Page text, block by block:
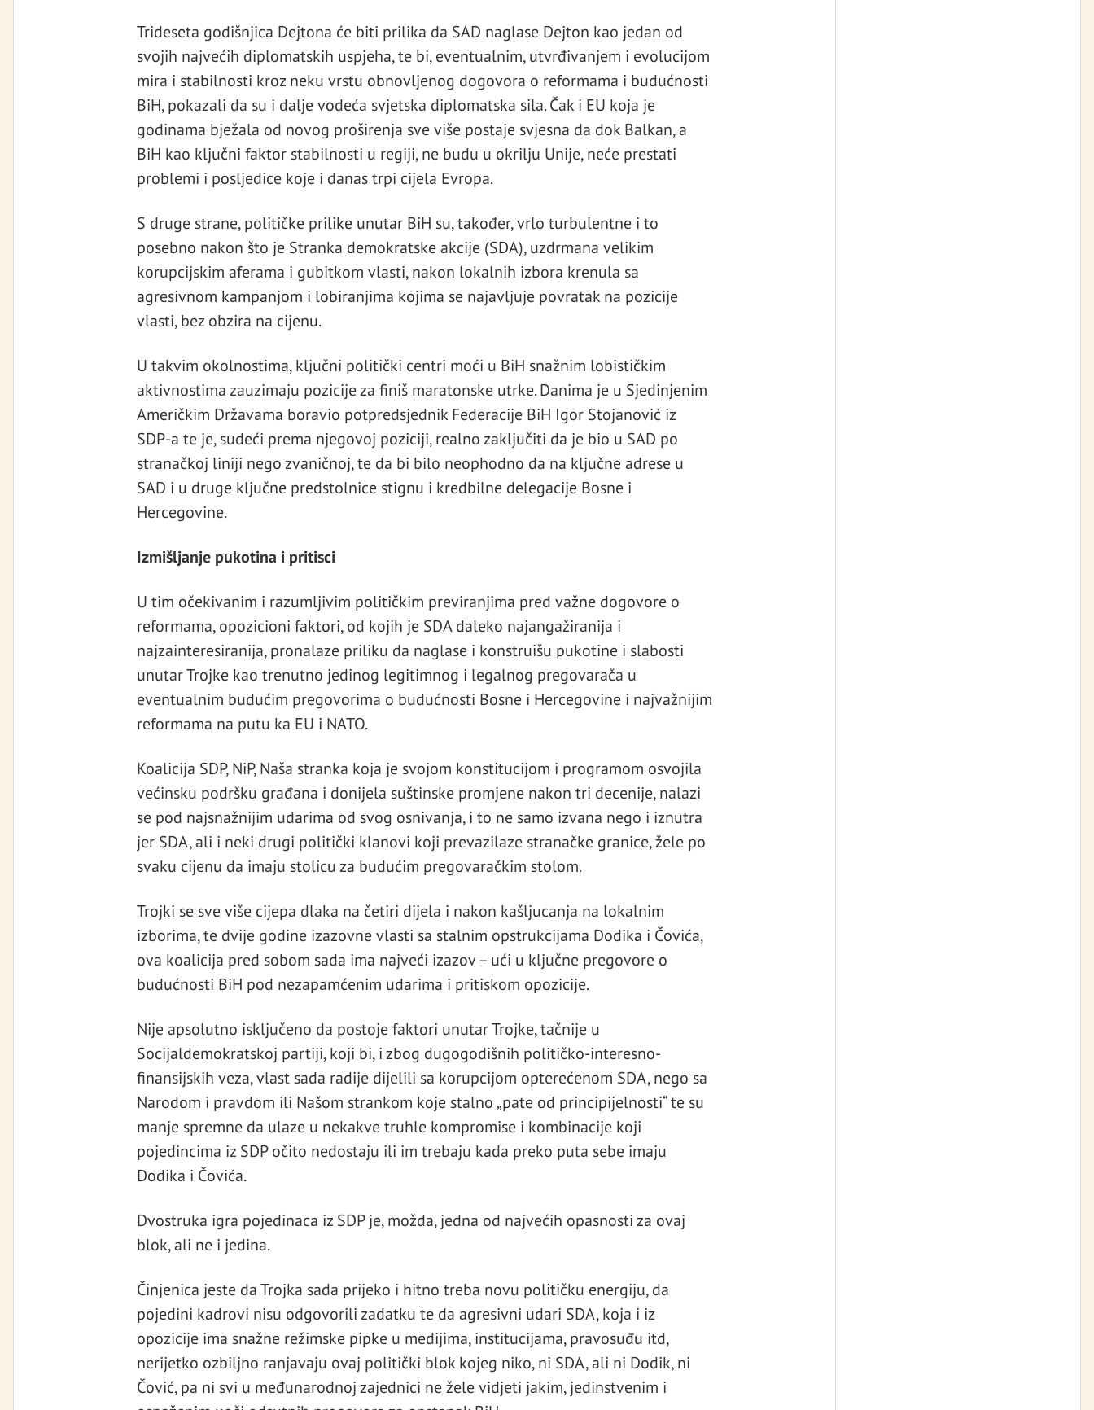
Trideseta godišnjica Dejtona će biti prilika da SAD naglase Dejton kao jedan od
svojih najvećih diplomatskih uspjeha, te bi, eventualnim, utvrđivanjem i evolucijom
mira i stabilnosti kroz neku vrstu obnovljenog dogovora o reformama i budućnosti
BiH, pokazali da su i dalje vodeća svjetska diplomatska sila. Čak i EU koja je
godinama bježala od novog proširenja sve više postaje svjesna da dok Balkan, a
BiH kao ključni faktor stabilnosti u regiji, ne budu u okrilju Unije, neće prestati
problemi i posljedice koje i danas trpi cijela Evropa.
S druge strane, političke prilike unutar BiH su, također, vrlo turbulentne i to
posebno nakon što je Stranka demokratske akcije (SDA), uzdrmana velikim
korupcijskim aferama i gubitkom vlasti, nakon lokalnih izbora krenula sa
agresivnom kampanjom i lobiranjima kojima se najavljuje povratak na pozicije
vlasti, bez obzira na cijenu.
U takvim okolnostima, ključni politički centri moći u BiH snažnim lobističkim
aktivnostima zauzimaju pozicije za finiš maratonske utrke. Danima je u Sjedinjenim
Američkim Državama boravio potpredsjednik Federacije BiH Igor Stojanović iz
SDP-a te je, sudeći prema njegovoj poziciji, realno zaključiti da je bio u SAD po
stranačkoj liniji nego zvaničnoj, te da bi bilo neophodno da na ključne adrese u
SAD i u druge ključne predstolnice stignu i kredbilne delegacije Bosne i
Hercegovine.
Izmišljanje pukotina i pritisci
U tim očekivanim i razumljivim političkim previranjima pred važne dogovore o
reformama, opozicioni faktori, od kojih je SDA daleko najangažiranija i
najzainteresiranija, pronalaze priliku da naglase i konstruišu pukotine i slabosti
unutar Trojke kao trenutno jedinog legitimnog i legalnog pregovarača u
eventualnim budućim pregovorima o budućnosti Bosne i Hercegovine i najvažnijim
reformama na putu ka EU i NATO.
Koalicija SDP, NiP, Naša stranka koja je svojom konstitucijom i programom osvojila
većinsku podršku građana i donijela suštinske promjene nakon tri decenije, nalazi
se pod najsnažnijim udarima od svog osnivanja, i to ne samo izvana nego i iznutra
jer SDA, ali i neki drugi politički klanovi koji prevazilaze stranačke granice, žele po
svaku cijenu da imaju stolicu za budućim pregovaračkim stolom.
Trojki se sve više cijepa dlaka na četiri dijela i nakon kašljucanja na lokalnim
izborima, te dvije godine izazovne vlasti sa stalnim opstrukcijama Dodika i Čovića,
ova koalicija pred sobom sada ima najveći izazov – ući u ključne pregovore o
budućnosti BiH pod nezapamćenim udarima i pritiskom opozicije.
Nije apsolutno isključeno da postoje faktori unutar Trojke, tačnije u
Socijaldemokratskoj partiji, koji bi, i zbog dugogodišnih političko-interesno-
finansijskih veza, vlast sada radije dijelili sa korupcijom opterećenom SDA, nego sa
Narodom i pravdom ili Našom strankom koje stalno „pate od principijelnosti“ te su
manje spremne da ulaze u nekakve truhle kompromise i kombinacije koji
pojedincima iz SDP očito nedostaju ili im trebaju kada preko puta sebe imaju
Dodika i Čovića.
Dvostruka igra pojedinaca iz SDP je, možda, jedna od najvećih opasnosti za ovaj
blok, ali ne i jedina.
Činjenica jeste da Trojka sada prijeko i hitno treba novu političku energiju, da
pojedini kadrovi nisu odgovorili zadatku te da agresivni udari SDA, koja i iz
opozicije ima snažne režimske pipke u medijima, institucijama, pravosuđu itd,
nerijetko ozbiljno ranjavaju ovaj politički blok kojeg niko, ni SDA, ali ni Dodik, ni
Čović, pa ni svi u međunarodnoj zajednici ne žele vidjeti jakim, jedinstvenim i